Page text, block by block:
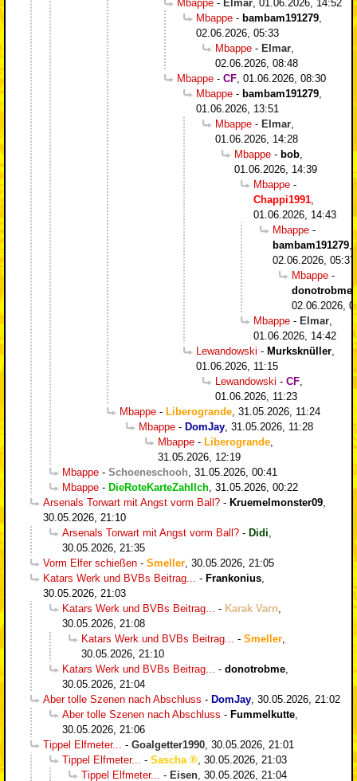
Mbappe - Elmar 01.06.2026, 14:52
Mbappe - bambam191279
02.06.2026, 05:33
Mbappe - Elmar
02.06.2026, 08:48
Mbappe - CF 01.06.2026, 08:30
Mbappe - bambam191279
01.06.2026, 13:51
Mbappe - Elmar
01.06.2026, 14:28
Mbappe - bob
01.06.2026, 14:39
Mbappe -
Chappi1991
01.06.2026, 14:43
Mbappe -
bambam191279
02.06.2026, 05:37
Mbappe -
donotrobme,
02.06.2026,
Mbappe - Elmar
01.06.2026, 14:42
Lewandowski - Murksknüller
01.06.2026, 11:15
Lewandowski - CF
01.06.2026, 11:23
Mbappe - Liberogrande 31.05.2026, 11:24
Mbappe - DomJay 31.05.2026, 11:28
Mbappe - Liberogrande
31.05.2026, 12:19
Mbappe - Schoeneschooh 31.05.2026, 00:41
Mbappe - DieRoteKarteZahlIch 31.05.2026, 00:22
Arsenals Torwart mit Angst vorm Ball? - Kruemelmonster09
30.05.2026, 21:10
Arsenals Torwart mit Angst vorm Ball? - Didi
30.05.2026, 21:35
Vorm Elfer schießen - Smeller 30.05.2026, 21:05
Katars Werk und BVBs Beitrag...
- Frankonius
30.05.2026, 21:03
Katars Werk und BVBs Beitrag...
- Karak Varn
30.05.2026, 21:08
Katars Werk und BVBs Beitrag...
- Smeller
30.05.2026, 21:10
Katars Werk und BVBs Beitrag...
- donotrobme
30.05.2026, 21:04
Aber tolle Szenen nach Abschluss - DomJay 30.05.2026, 21:02
Aber tolle Szenen nach Abschluss - Fummelkutte
30.05.2026, 21:06
Tippel Elfmeter...
- Goalgetter1990 30.05.2026, 21:01
Tippel Elfmeter...
- Sascha
30.05.2026, 21:03
Tippel Elfmeter...
- Eisen 30.05.2026, 21:04